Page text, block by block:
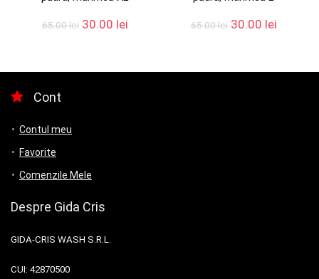
65.00lei 30.00 lei 65.00lei 30.00 lei
Cont
Contul meu
Favorite
Comenzile Mele
Despre Gida Cris
GIDA-CRIS WASH S.R.L.
CUI: 42870500